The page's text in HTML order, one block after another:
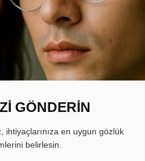
GÖNDERİN
ihtiyaçlarınıza en uygun gözlük
belirlesin.